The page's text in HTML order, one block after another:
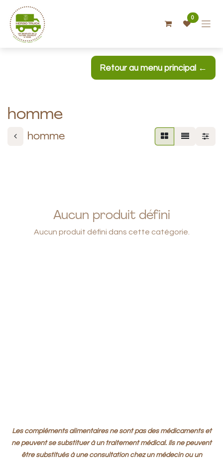
Se rendre au contenu
0
Retour au menu principal ←
homme
homme
Aucun produit défini
Aucun produit défini dans cette catégorie.
Les compléments alimentaires ne sont pas des médicaments et
ne peuvent se substituer à un traitement médical. Ils ne peuvent
être substitués à une consultation chez un médecin ou un